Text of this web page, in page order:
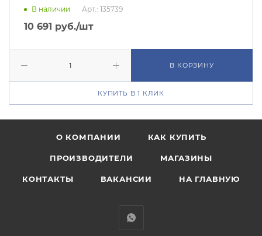
В наличии Арт.: 135739
10 691 руб./шт
В КОРЗИНУ
КУПИТЬ В 1 КЛИК
О КОМПАНИИ КАК КУПИТЬ
ПРОИЗВОДИТЕЛИ МАГАЗИНЫ
КОНТАКТЫ ВАКАНСИИ НА ГЛАВНУЮ